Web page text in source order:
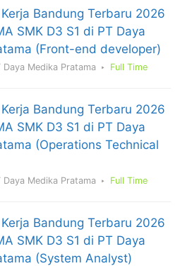
Bandung Terbaru 2026
SMK D3 S1 di PT Daya
(Front-end developer)
Daya Medika Pratama Full Time
Bandung Terbaru 2026
SMK D3 S1 di PT Daya
(Operations Technical
Daya Medika Pratama Full Time
Bandung Terbaru 2026
SMK D3 S1 di PT Daya
(System Analyst)